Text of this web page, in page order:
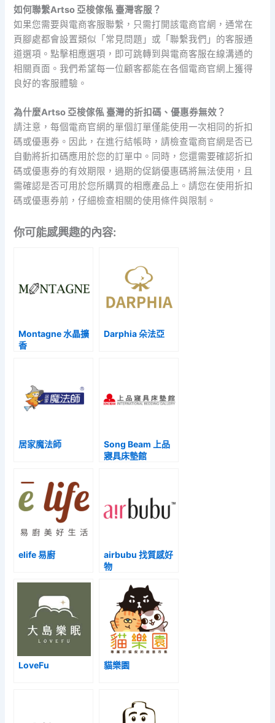
如何聯繫Artso 亞梭傢俬 臺灣客服？
如果您需要與電商客服聯繫，只需打開該電商官網，通常在
頁腳處都會設置類似「常見問題」或「聯繫我們」的客服通
道選項。點擊相應選項，即可跳轉到與電商客服在線溝通的
相關頁面。我們希望每一位顧客都能在各個電商官網上獲得
良好的客服體驗。
為什麼Artso 亞梭傢俬 臺灣的折扣碼、優惠券無效？
請注意，每個電商官網的單個訂單僅能使用一次相同的折扣
碼或優惠券。因此，在進行結帳時，請檢查電商官網是否已
自動將折扣碼應用於您的訂單中。同時，您還需要確認折扣
碼或優惠券的有效期限，過期的促銷優惠碼將無法使用，且
需確認是否可用於您所購買的相應產品上。請您在使用折扣
碼或優惠券前，仔細檢查相關的使用條件與限制。
你可能感興趣的內容:
Montagne 水晶擴
香
Darphia 朵法亞
居家魔法師
Song Beam 上品
寢具床墊館
elife 易廚
airbubu 找質感好
物
LoveFu 貓樂園